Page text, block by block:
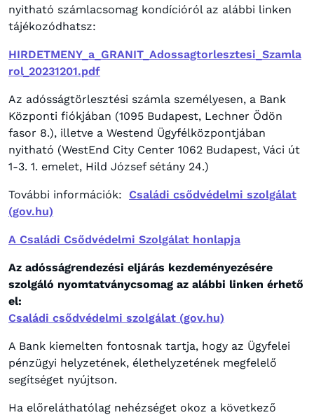
nyitható számlacsomag kondícióról az alábbi linken
tájékozódhatsz:
HIRDETMENY_a_GRANIT_Adossagtorlesztesi_Szamla
rol_20231201.pdf
Az adósságtörlesztési számla személyesen, a Bank
Központi fiókjában (1095 Budapest, Lechner Ödön
fasor 8.), illetve a Westend Ügyfélközpontjában
nyitható (WestEnd City Center 1062 Budapest, Váci út
1-3. 1. emelet, Hild József sétány 24.)
További információk: Családi csődvédelmi szolgálat
(gov.hu)
A Családi Csődvédelmi Szolgálat honlapja
Az adósságrendezési eljárás kezdeményezésére
szolgáló nyomtatványcsomag az alábbi linken érhető
el:
Családi csődvédelmi szolgálat (gov.hu)
A Bank kiemelten fontosnak tartja, hogy az Ügyfelei
pénzügyi helyzetének, élethelyzetének megfelelő
segítséget nyújtson.
Ha előreláthatólag nehézséget okoz a következő